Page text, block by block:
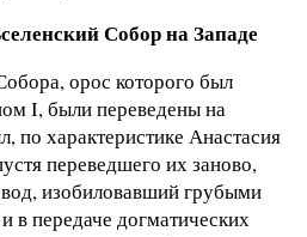
Собор на Западе
орос которого был
I, были переведены на
по характеристике Анастасия
переведшего их заново,
изобиловавший грубыми
в передаче догматических